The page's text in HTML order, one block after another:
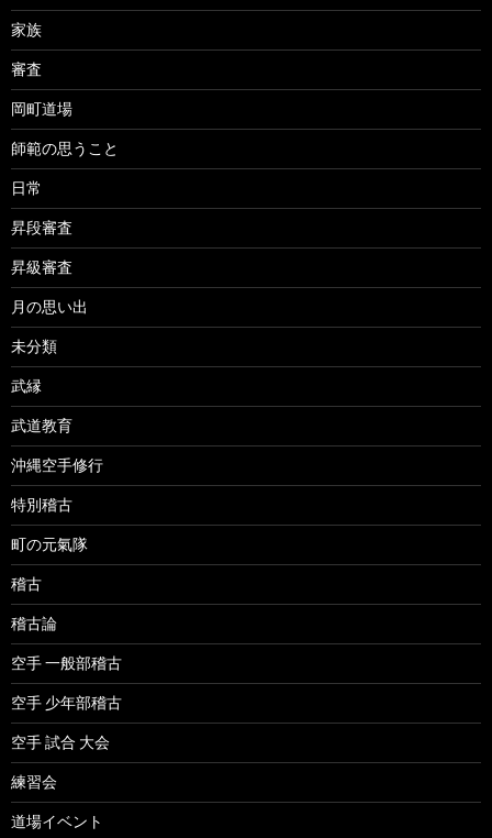
家族
審査
岡町道場
師範の思うこと
日常
昇段審査
昇級審査
月の思い出
未分類
武縁
武道教育
沖縄空手修行
特別稽古
町の元氣隊
稽古
稽古論
空手 一般部稽古
空手 少年部稽古
空手 試合 大会
練習会
道場イベント